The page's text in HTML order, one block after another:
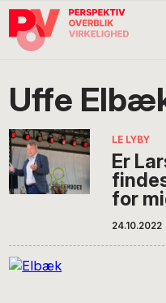
Gå
direkte
navigation
Skip
indhold
Gå
direkte
International
Uffe
LE LYBY
Er
for
24.10.2022